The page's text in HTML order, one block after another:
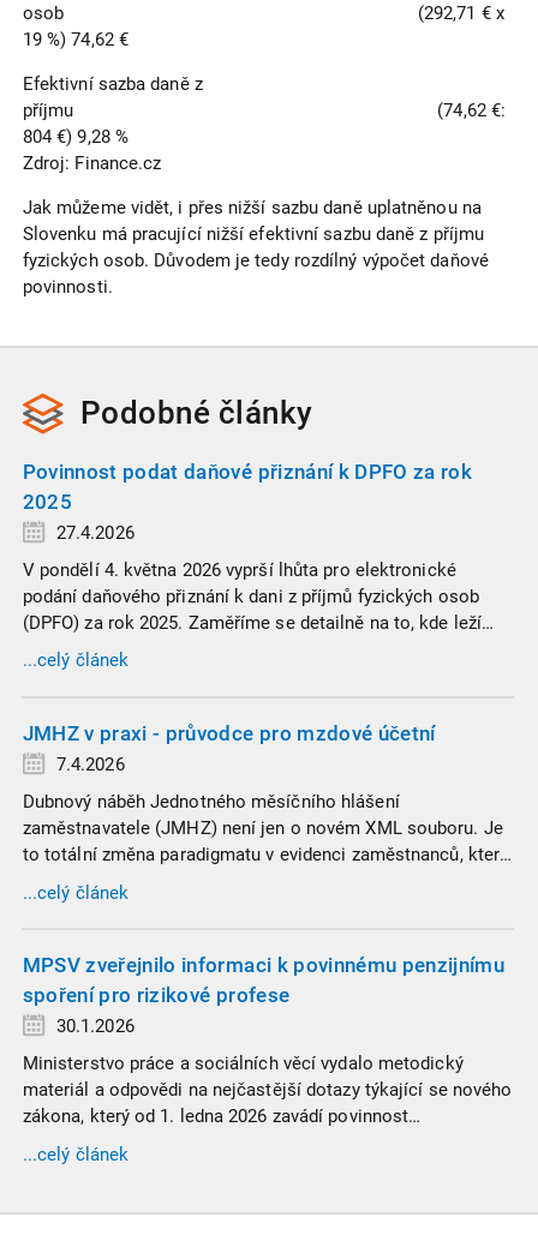
osob (292,71 € x
19 %) 74,62 €
Efektivní sazba daně z
příjmu (74,62 €:
804 €) 9,28 %
Zdroj: Finance.cz
Jak můžeme vidět, i přes nižší sazbu daně uplatněnou na
Slovenku má pracující nižší efektivní sazbu daně z příjmu
fyzických osob. Důvodem je tedy rozdílný výpočet daňové
povinnosti.
Podobné články
Povinnost podat daňové přiznání k DPFO za rok
2025
27.4.2026
V pondělí 4. května 2026 vyprší lhůta pro elektronické
podání daňového přiznání k dani z příjmů fyzických osob
(DPFO) za rok 2025. Zaměříme se detailně na to, kde leží
hranice povinnosti přiznání podat, jaké jsou nejčastější
chytáky v soubězích příjmů a na co si dát v roce 2026
...celý článek
JMHZ v praxi - průvodce pro mzdové účetní
7.4.2026
Dubnový náběh Jednotného měsíčního hlášení
zaměstnavatele (JMHZ) není jen o novém XML souboru. Je
to totální změna paradigmatu v evidenci zaměstnanců, která
propojuje sociální správu, finanční úřady a úřady práce do
jednoho nekompromisního celku
...celý článek
MPSV zveřejnilo informaci k povinnému penzijnímu
spoření pro rizikové profese
30.1.2026
Ministerstvo práce a sociálních věcí vydalo metodický
materiál a odpovědi na nejčastější dotazy týkající se nového
zákona, který od 1. ledna 2026 zavádí povinnost
zaměstnavatelů přispívat na spoření na stáří zaměstnancům
v náročných profesích.
...celý článek